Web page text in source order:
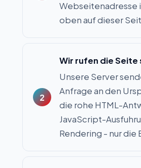
Webseitenadresse
oben auf dieser
Wir rufen die
Unsere Server
Anfrage an den
die rohe HTML-
JavaScript-
Rendering - nur die